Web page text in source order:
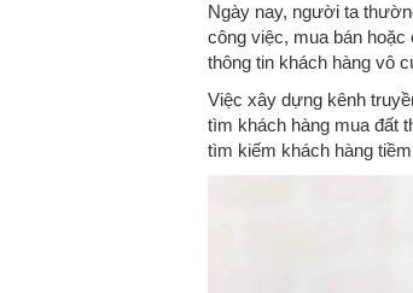
Ngày nay, người ta
công việc, mua bán
thông tin khách hàng vô
Việc xây dựng kênh
tìm khách hàng mua đất
tìm kiếm khách hàng